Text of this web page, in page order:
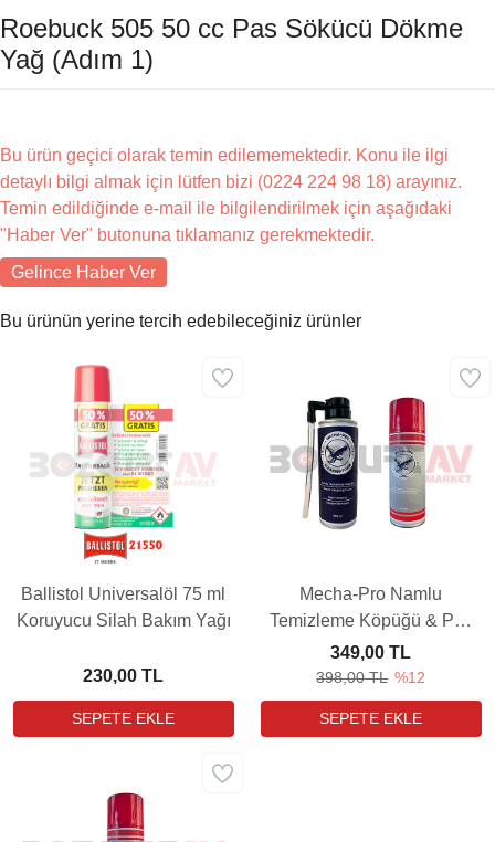
Roebuck 505 50 cc Pas Sökücü Dökme
Yağ (Adım 1)
Bu ürün geçici olarak temin edilememektedir. Konu ile ilgi
detaylı bilgi almak için lütfen bizi (0224 224 98 18) arayınız.
Temin edildiğinde e-mail ile bilgilendirilmek için aşağıdaki
"Haber Ver" butonuna tıklamanız gerekmektedir.
Gelince Haber Ver
Bu ürünün yerine tercih edebileceğiniz ürünler
Ballistol Universalöl 75 ml
Koruyucu Silah Bakım Yağı
230,00 TL
Mecha-Pro Namlu
Temizleme Köpüğü & Pas
Sökücü ve Yağlayıcı Set
398,00 TL %12
349,00 TL